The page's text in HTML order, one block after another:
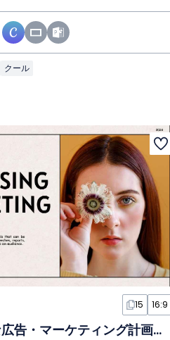
クール
15 16:9
ミニマルで上品な広告・マーケティング計画スライド